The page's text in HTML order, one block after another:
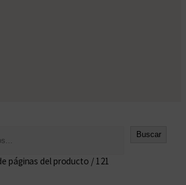
Buscar
páginas del producto / 121